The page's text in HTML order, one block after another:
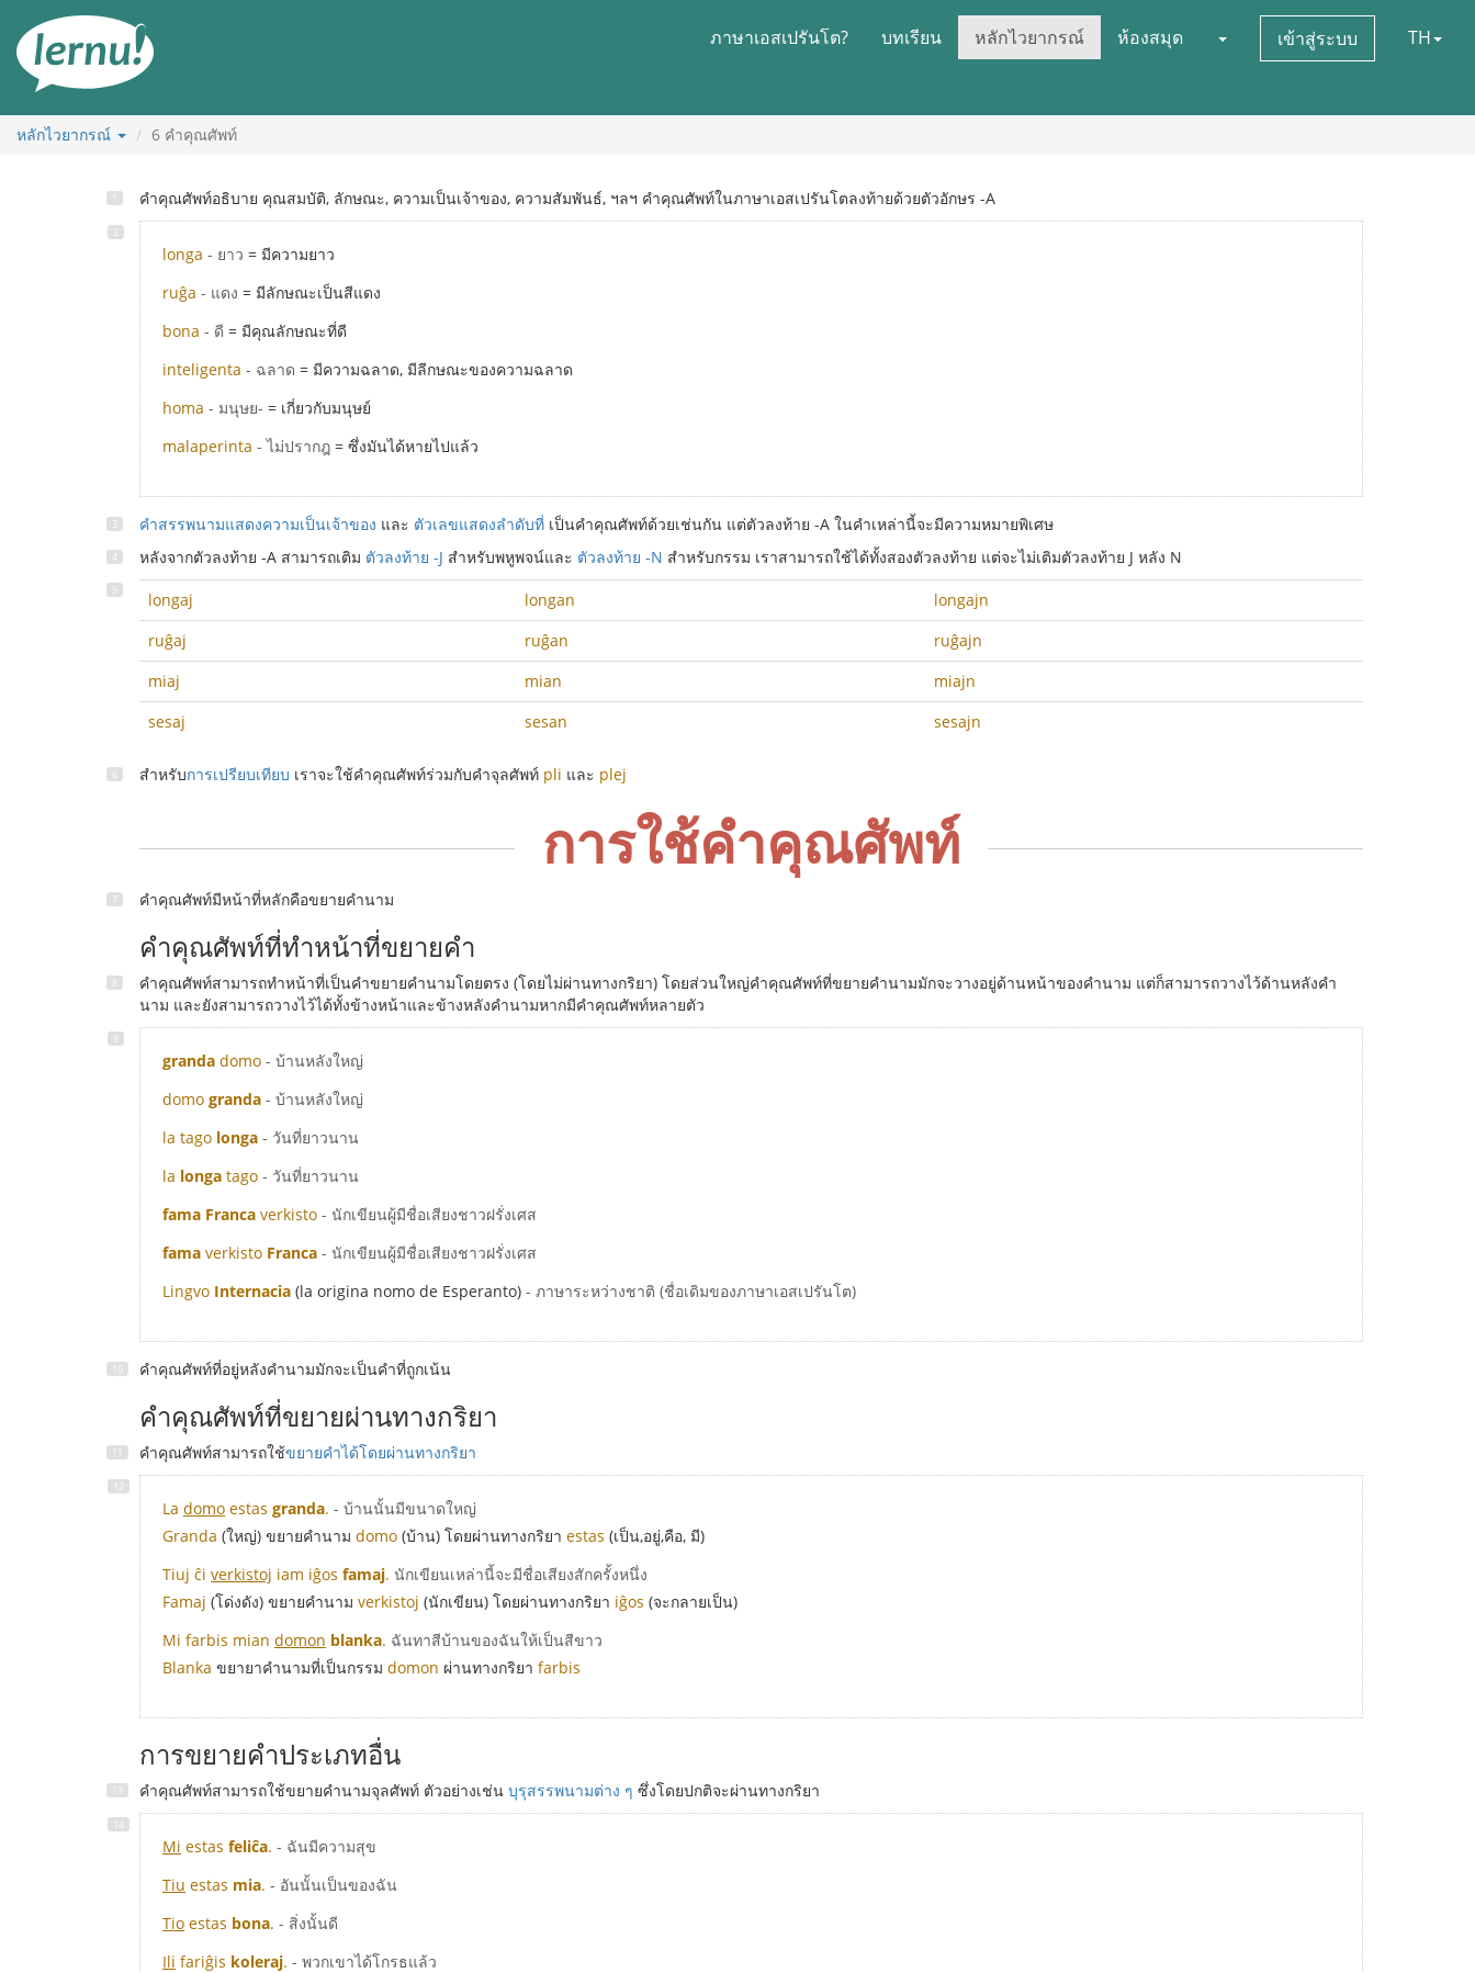
สารบัญ
ภาษาเอสเปรันโต? บทเรียน หลักไวยากรณ์ ห้องสมุด เข้าสู่ระบบ TH
หลักไวยากรณ์ 6 คำคุณศัพท์
คำคุณศัพท์อธิบาย คุณสมบัติ, ลักษณะ, ความเป็นเจ้าของ, ความสัมพันธ์, ฯลฯ คำคุณศัพท์ในภาษาเอสเปรันโตลงท้ายด้วยตัวอักษร -A
longa - ยาว = มีความยาว
ruĝa - แดง = มีลักษณะเป็นสีแดง
bona - ดี = มีคุณลักษณะที่ดี
inteligenta - ฉลาด = มีความฉลาด, มีลีกษณะของความฉลาด
homa - มนุษย- = เกี่ยวกับมนุษย์
malaperinta - ไม่ปรากฎ = ซึ่งมันได้หายไปแล้ว
คำสรรพนามแสดงความเป็นเจ้าของ และ ตัวเลขแสดงลำดับที่ เป็นคำคุณศัพท์ด้วยเช่นกัน แต่ตัวลงท้าย -A ในคำเหล่านี้จะมีความหมายพิเศษ
หลังจากตัวลงท้าย -A สามารถเติม ตัวลงท้าย -J สำหรับพหูพจน์และ ตัวลงท้าย -N สำหรับกรรม เราสามารถใช้ได้ทั้งสองตัวลงท้าย แต่จะไม่เติมตัวลงท้าย J หลัง N
longaj longan
longajn
ruĝaj
ruĝan
ruĝajn
miaj
mian
miajn
sesaj
sesan sesajn
สำหรับการเปรียบเทียบ เราจะใช้คำคุณศัพท์ร่วมกับคำจุลศัพท์ pli และ plej
การใช้คำคุณศัพท์
คำคุณศัพท์มีหน้าที่หลักคือขยายคำนาม
คำคุณศัพท์ที่ทำหน้าที่ขยายคำ
คำคุณศัพท์สามารถทำหน้าที่เป็นคำขยายคำนามโดยตรง (โดยไม่ผ่านทางกริยา) โดยส่วนใหญ่คำคุณศัพท์ที่ขยายคำนามมักจะวางอยู่ด้านหน้าของคำนาม แต่ก็สามารถวางไว้ด้านหลังคำ
นาม และยังสามารถวางไว้ได้ทั้งข้างหน้าและข้างหลังคำนามหากมีคำคุณศัพท์หลายตัว
granda domo - บ้านหลังใหญ่
domo granda - บ้านหลังใหญ่
la tago longa - วันที่ยาวนาน
la longa tago - วันที่ยาวนาน
fama Franca verkisto - นักเขียนผู้มีชื่อเสียงชาวฝรั่งเศส
fama verkisto Franca - นักเขียนผู้มีชื่อเสียงชาวฝรั่งเศส
Lingvo Internacia (la origina nomo de Esperanto) - ภาษาระหว่างชาติ (ชื่อเดิมของภาษาเอสเปรันโต)
คำคุณศัพท์ที่อยู่หลังคำนามมักจะเป็นคำที่ถูกเน้น
คำคุณศัพท์ที่ขยายผ่านทางกริยา
คำคุณศัพท์สามารถใช้ขยายคำได้โดยผ่านทางกริยา
La domo estas granda. - บ้านนั้นมีขนาดใหญ่
Granda (ใหญ่) ขยายคำนาม domo (บ้าน) โดยผ่านทางกริยา estas (เป็น,อยู่,คือ, มี)
Tiuj ĉi verkistoj iam iĝos famaj. นักเขียนเหล่านี้จะมีชื่อเสียงสักครั้งหนึ่ง
Famaj (โด่งดัง) ขยายคำนาม verkistoj (นักเขียน) โดยผ่านทางกริยา iĝos (จะกลายเป็น)
Mi farbis mian domon blanka. ฉันทาสีบ้านของฉันให้เป็นสีขาว
Blanka ขยายาคำนามที่เป็นกรรม domon ผ่านทางกริยา farbis
การขยายคำประเภทอื่น
คำคุณศัพท์สามารถใช้ขยายคำนามจุลศัพท์ ตัวอย่างเช่น บุรุสรรพนามต่าง ๆ ซึ่งโดยปกติจะผ่านทางกริยา
Mi estas feliĉa. - ฉันมีความสุข
Tiu estas mia. - อันนั้นเป็นของฉัน
Tio estas bona. - สิ่งนั้นดี
Ili fariĝis koleraj. - พวกเขาได้โกรธแล้ว